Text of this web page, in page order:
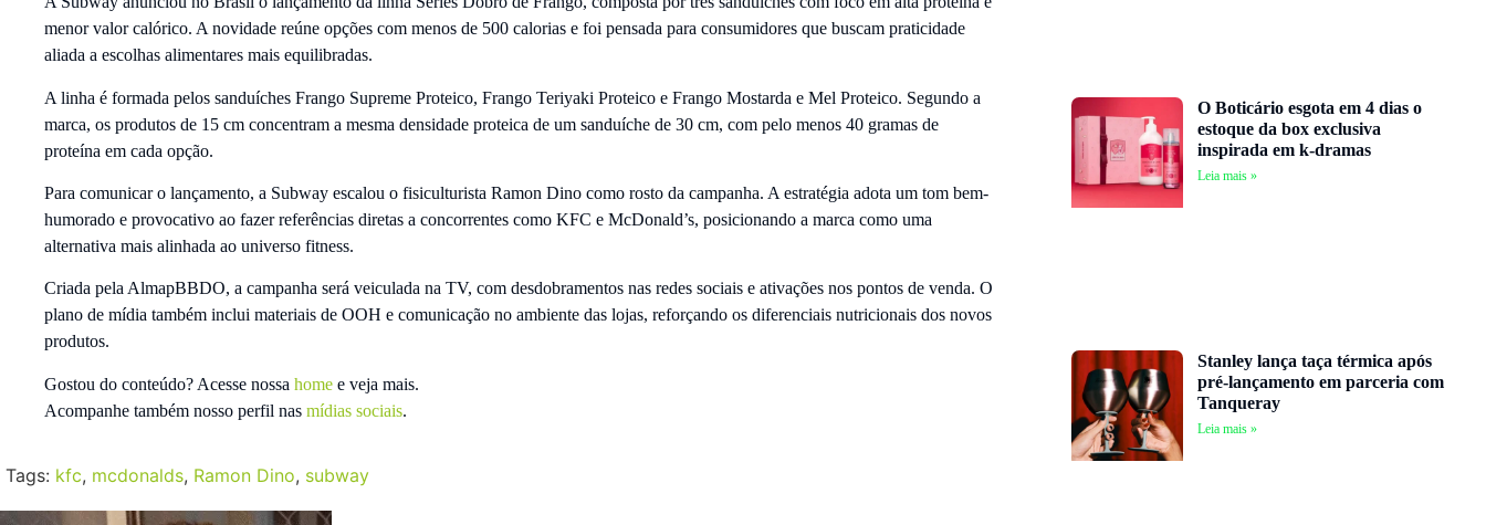
menor valor calórico. A novidade reúne opções com menos de 500 calorias e foi pensada para consumidores que buscam praticidade
aliada a escolhas alimentares mais equilibradas.
A linha é formada pelos sanduíches Frango Supreme Proteico, Frango Teriyaki Proteico e Frango Mostarda e Mel Proteico. Segundo a
marca, os produtos de 15 cm concentram a mesma densidade proteica de um sanduíche de 30 cm, com pelo menos 40 gramas de
proteína em cada opção.
Para comunicar o lançamento, a Subway escalou o fisiculturista Ramon Dino como rosto da campanha. A estratégia adota um tom bem-
humorado e provocativo ao fazer referências diretas a concorrentes como KFC e McDonald’s, posicionando a marca como uma
alternativa mais alinhada ao universo fitness.
Criada pela AlmapBBDO, a campanha será veiculada na TV, com desdobramentos nas redes sociais e ativações nos pontos de venda. O
plano de mídia também inclui materiais de OOH e comunicação no ambiente das lojas, reforçando os diferenciais nutricionais dos novos
produtos.
Gostou do conteúdo? Acesse nossa home e veja mais.
Acompanhe também nosso perfil nas mídias sociais.
Tags: kfc, mcdonalds, Ramon Dino, subway
O Boticário esgota em 4 dias o
estoque da box exclusiva
inspirada em k-dramas
Leia mais »
Stanley lança taça térmica após
pré-lançamento em parceria com
Tanqueray
Leia mais »